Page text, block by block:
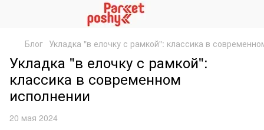
Блог Укладка "в елочку с рамкой": классика в
Укладка "в елочку с рамкой":
классика в современном
исполнении
20 мая 2024